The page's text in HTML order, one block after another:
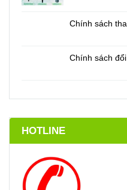
Chính sách
Chính sách
HOTLINE